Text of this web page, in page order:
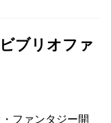
ブリオファ
ファンタジー開